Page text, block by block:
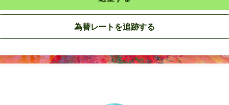
為替レートを追跡する